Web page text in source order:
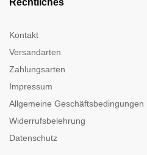
Kontakt
Versandarten
Zahlungsarten
Impressum
Allgemeine Geschäftsbedingungen
Widerrufsbelehrung
Datenschutz